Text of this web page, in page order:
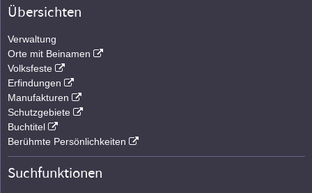
Übersichten
Verwaltung
Orte mit Beinamen
Volksfeste
Erfindungen
Manufakturen
Schutzgebiete
Buchtitel
Berühmte Persönlichkeiten
Suchfunktionen